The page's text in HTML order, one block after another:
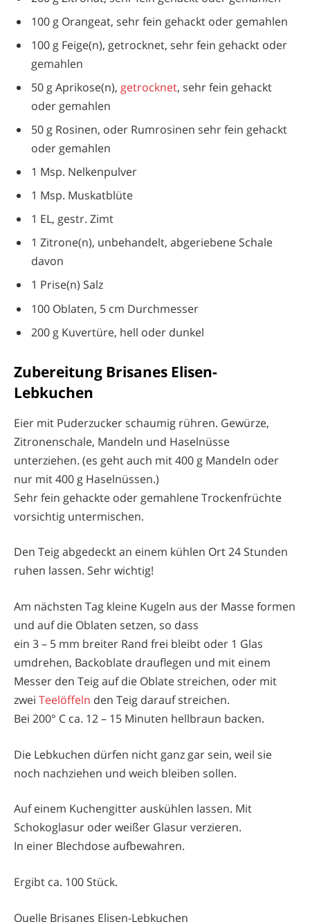
100 g Orangeat, sehr fein gehackt oder gemahlen
100 g Feige(n), getrocknet, sehr fein gehackt oder
gemahlen
50 g Aprikose(n), getrocknet, sehr fein gehackt
oder gemahlen
50 g Rosinen, oder Rumrosinen sehr fein gehackt
oder gemahlen
1 Msp. Nelkenpulver
1 Msp. Muskatblüte
1 EL, gestr. Zimt
1 Zitrone(n), unbehandelt, abgeriebene Schale
davon
1 Prise(n) Salz
100 Oblaten, 5 cm Durchmesser
200 g Kuvertüre, hell oder dunkel
Zubereitung Brisanes Elisen-
Lebkuchen
Eier mit Puderzucker schaumig rühren. Gewürze,
Zitronenschale, Mandeln und Haselnüsse
unterziehen. (es geht auch mit 400 g Mandeln oder
nur mit 400 g Haselnüssen.)
Sehr fein gehackte oder gemahlene Trockenfrüchte
vorsichtig untermischen.
Den Teig abgedeckt an einem kühlen Ort 24 Stunden
ruhen lassen. Sehr wichtig!
Am nächsten Tag kleine Kugeln aus der Masse formen
und auf die Oblaten setzen, so dass
ein 3 – 5 mm breiter Rand frei bleibt oder 1 Glas
umdrehen, Backoblate drauflegen und mit einem
Messer den Teig auf die Oblate streichen, oder mit
zwei Teelöffeln den Teig darauf streichen.
Bei 200° C ca. 12 – 15 Minuten hellbraun backen.
Die Lebkuchen dürfen nicht ganz gar sein, weil sie
noch nachziehen und weich bleiben sollen.
Auf einem Kuchengitter auskühlen lassen. Mit
Schokoglasur oder weißer Glasur verzieren.
In einer Blechdose aufbewahren.
Ergibt ca. 100 Stück.
Quelle Brisanes Elisen-Lebkuchen